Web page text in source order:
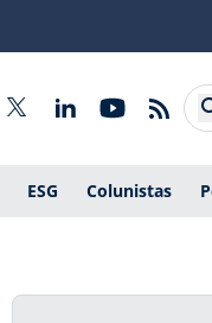
ESG Colunistas